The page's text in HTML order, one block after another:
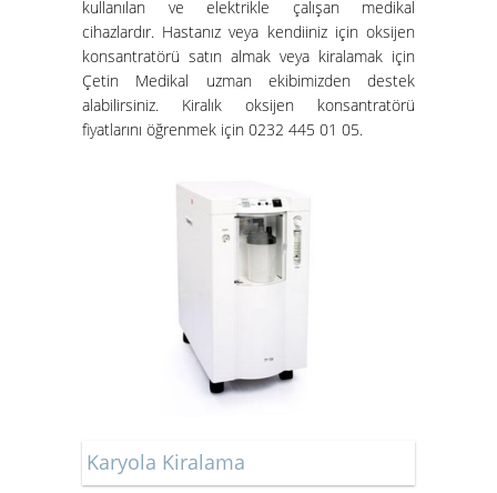
kullanılan ve elektrikle çalışan medikal
cihazlardır. Hastanız veya kendiiniz için oksijen
konsantratörü satın almak veya kiralamak için
Çetin Medikal uzman ekibimizden destek
alabilirsiniz. Kiralık oksijen konsantratörü
fiyatlarını öğrenmek için 0232 445 01 05.
Karyola Kiralama